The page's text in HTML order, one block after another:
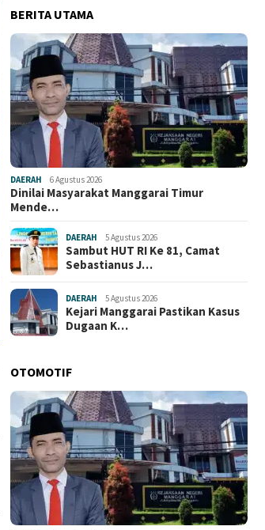
BERITA UTAMA
DAERAH 6 Agustus 2026
Dinilai Masyarakat Manggarai Timur
Mende…
DAERAH 5 Agustus 2026
Sambut HUT RI Ke 81, Camat
Sebastianus J…
DAERAH 5 Agustus 2026
Kejari Manggarai Pastikan Kasus
Dugaan K…
OTOMOTIF